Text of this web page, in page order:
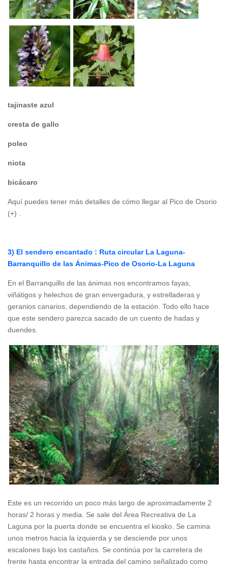
tajinaste azul
cresta de gallo
poleo
niota
bicácaro
Aquí puedes tener más detalles de cómo llegar al Pico de Osorio
(+) .
3) El sendero encantado : Ruta circular La Laguna-
Barranquillo de las Ánimas-Pico de Osorio-La Laguna
En el Barranquillo de las ánimas nos encontramos fayas,
viñátigos y helechos de gran envergadura, y estrelladeras y
geranios canarios, dependiendo de la estación. Todo ello hace
que este sendero parezca sacado de un cuento de hadas y
duendes.
Este es un recorrido un poco más largo de aproximadamente 2
horas/ 2 horas y media. Se sale del Área Recreativa de La
Laguna por la puerta donde se encuentra el kiosko. Se camina
unos metros hacia la izquierda y se desciende por unos
escalones bajo los castaños. Se continúa por la carretera de
frente hasta encontrar la entrada del camino señalizado como